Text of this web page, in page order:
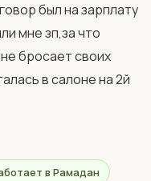
был на зарплату
мне зп,за что
бросает своих
в салоне на 2й
в Рамадан